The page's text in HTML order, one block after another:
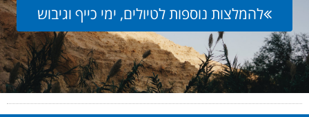
להמלצות נוספות לטיולים, ימי כייף וגיבוש